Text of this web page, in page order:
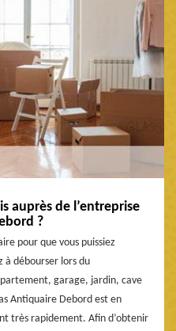
auprès de l’entreprise
?
pour que vous puissiez
à débourser lors du
garage, jardin, cave
Antiquaire Debord est en
très rapidement. Afin d’obtenir